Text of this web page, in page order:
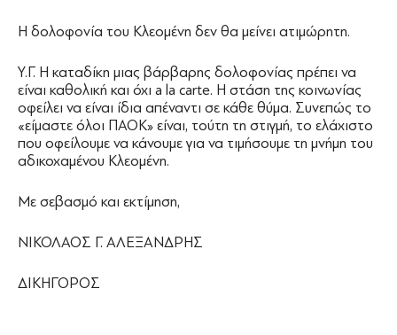
Η δολοφονία του Κλεομένη δεν θα μείνει ατιμώρητη.
Υ.Γ. Η καταδίκη μιας βάρβαρης δολοφονίας πρέπει να
είναι καθολική και όχι a la carte. Η στάση της κοινωνίας
οφείλει να είναι ίδια απέναντι σε κάθε θύμα. Συνεπώς το
«είμαστε όλοι ΠΑΟΚ» είναι, τούτη τη στιγμή, το ελάχιστο
που οφείλουμε να κάνουμε για να τιμήσουμε τη μνήμη του
αδικοχαμένου Κλεομένη.
Με σεβασμό και εκτίμηση,
ΝΙΚΟΛΑΟΣ Γ. ΑΛΕΞΑΝΔΡΗΣ
ΔΙΚΗΓΟΡΟΣ